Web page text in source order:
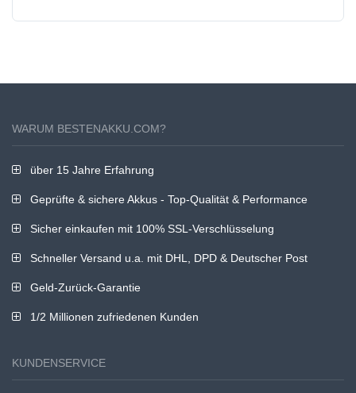
WARUM BESTENAKKU.COM?
über 15 Jahre Erfahrung
Geprüfte & sichere Akkus - Top-Qualität & Performance
Sicher einkaufen mit 100% SSL-Verschlüsselung
Schneller Versand u.a. mit DHL, DPD & Deutscher Post
Geld-Zurück-Garantie
1/2 Millionen zufriedenen Kunden
KUNDENSERVICE